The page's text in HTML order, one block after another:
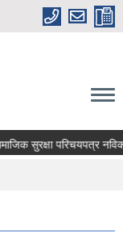
सुरक्षा परिचयपत्र